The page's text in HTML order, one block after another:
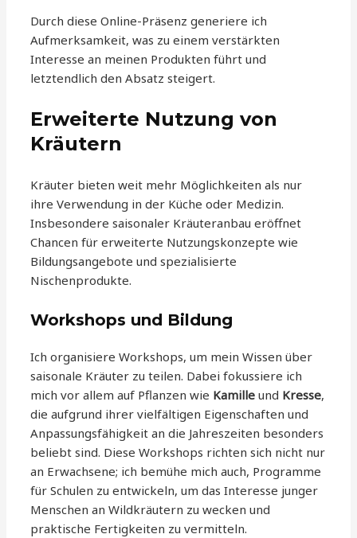
Durch diese Online-Präsenz generiere ich
Aufmerksamkeit, was zu einem verstärkten
Interesse an meinen Produkten führt und
letztendlich den Absatz steigert.
Erweiterte Nutzung von
Kräutern
Kräuter bieten weit mehr Möglichkeiten als nur
ihre Verwendung in der Küche oder Medizin.
Insbesondere saisonaler Kräuteranbau eröffnet
Chancen für erweiterte Nutzungskonzepte wie
Bildungsangebote und spezialisierte
Nischenprodukte.
Workshops und Bildung
Ich organisiere Workshops, um mein Wissen über
saisonale Kräuter zu teilen. Dabei fokussiere ich
mich vor allem auf Pflanzen wie Kamille und Kresse,
die aufgrund ihrer vielfältigen Eigenschaften und
Anpassungsfähigkeit an die Jahreszeiten besonders
beliebt sind. Diese Workshops richten sich nicht nur
an Erwachsene; ich bemühe mich auch, Programme
für Schulen zu entwickeln, um das Interesse junger
Menschen an Wildkräutern zu wecken und
praktische Fertigkeiten zu vermitteln.